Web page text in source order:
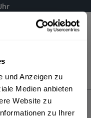
und Anzeigen zu
Medien anbieten
Website zu
zu Ihrer
unsereDatenschutzerklärung